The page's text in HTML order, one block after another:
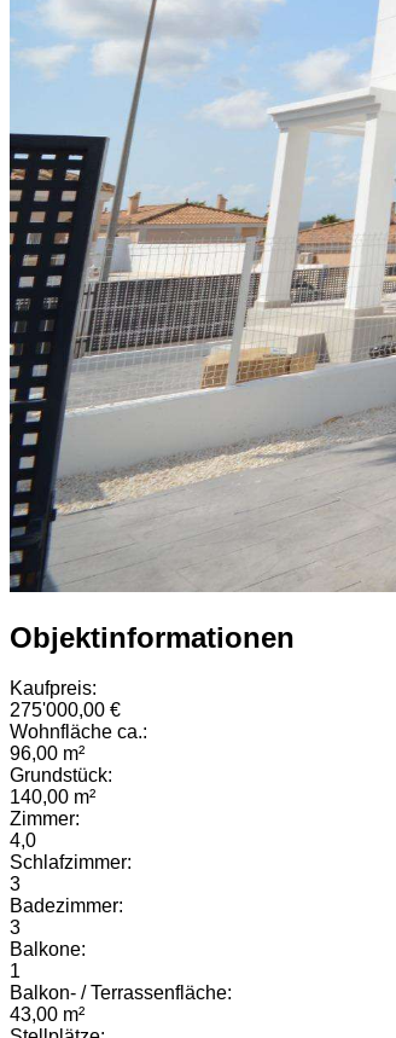
Objektinformationen
Kaufpreis:
275'000,00 €
Wohnfläche ca.:
96,00 m²
Grundstück:
140,00 m²
Zimmer:
4,0
Schlafzimmer:
3
Badezimmer:
3
Balkone:
1
Balkon- / Terrassenfläche:
43,00 m²